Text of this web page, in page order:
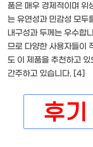
품은 매우 경제적이며 위
는 유연성과 민감성 모두
내구성과 두께는 우수합
므로 다양한 사용자들이
도 이 제품을 추천하고
간주하고 있습니다. [4]